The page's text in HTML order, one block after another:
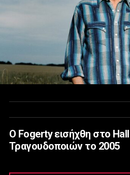
Ο Fogerty εισήχθη στο
Τραγουδοποιών το 2005